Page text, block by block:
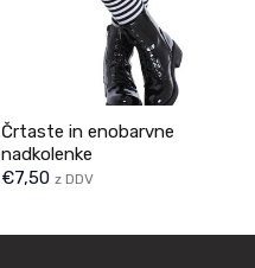
Črtaste in enobarvne
nadkolenke
€7,50 z DDV